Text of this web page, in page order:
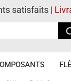
satisfaits |